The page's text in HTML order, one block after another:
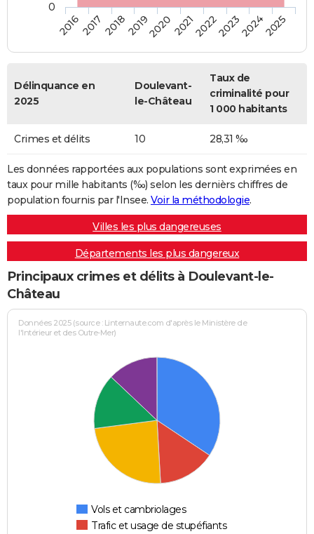
2016201720182019202020212022202320242025
0
Délinquance en
2025
Doulevant-
le-Château
Taux de
criminalité pour
1 000 habitants
Crimes et délits 10 28,31 ‰
Les données rapportées aux populations sont exprimées en
taux pour mille habitants (‰) selon les dernièrs chiffres de
population fournis par l'Insee. Voir la méthodologie.
Villes les plus dangereuses
Départements les plus dangereux
Principaux crimes et délits à Doulevant-le-
Château
Données 2025 (source : Linternaute.com d'après le Ministère de
l'Intérieur et des Outre-Mer)
Vols et cambriolages
Trafic et usage de stupéfiants